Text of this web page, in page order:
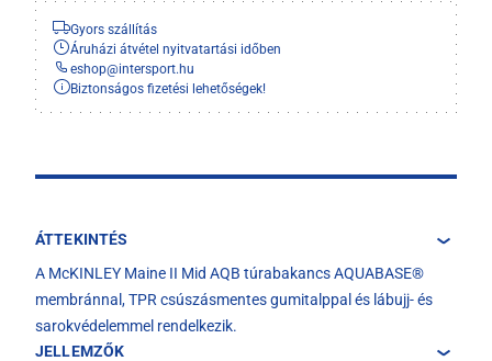
Gyors szállítás
Áruházi átvétel nyitvatartási időben
eshop@intersport.hu
Biztonságos fizetési lehetőségek!
ÁTTEKINTÉS
A McKINLEY Maine II Mid AQB túrabakancs AQUABASE®
membránnal, TPR csúszásmentes gumitalppal és lábujj- és
sarokvédelemmel rendelkezik.
JELLEMZŐK